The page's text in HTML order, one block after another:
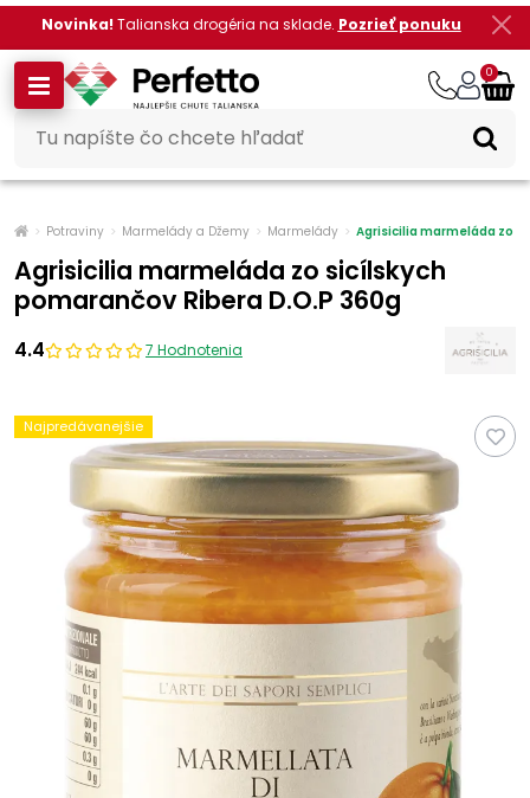
Novinka! Talianska drogéria na sklade. Pozrieť ponuku
0
Potraviny Marmelády a Džemy Marmelády Agrisicilia marmeláda zo
Agrisicilia marmeláda zo sicílskych
pomarančov Ribera D.O.P 360g
4.4 7 Hodnotenia
Najpredávanejšie